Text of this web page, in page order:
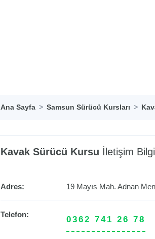
Ana Sayfa Samsun Sürücü Kursları
Kavak Sürücü Kursu İletişim
Adres: 19 Mayıs Mah. Adnan
Telefon:
0362 741 26 78